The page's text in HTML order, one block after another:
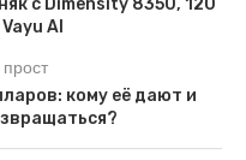
с Dimensity 8350, 120
AI
кому её дают и